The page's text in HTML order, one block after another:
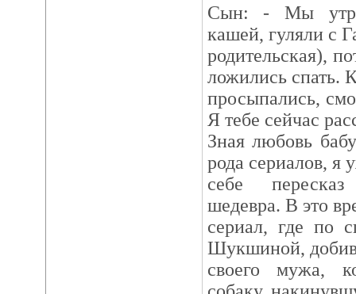
Сын: - Мы
кашей, гуляли с
родительская),
ложились спать.
просыпались,
Я тебе сейчас
Зная любовь
рода сериалов, я
себе
шедевра. В это
сериал, где по
Шукшиной,
своего мужа,